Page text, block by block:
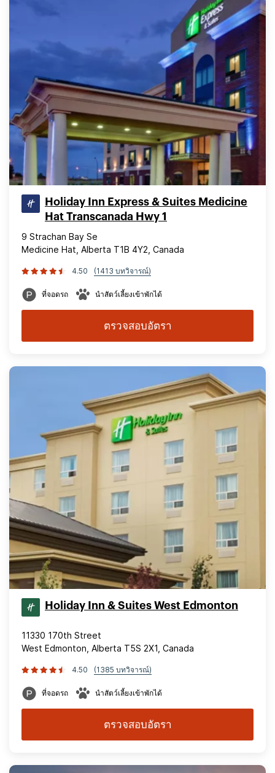
Holiday Inn Express & Suites Medicine
Hat Transcanada Hwy 1
9 Strachan Bay Se
Medicine Hat, Alberta T1B 4Y2, Canada
4.50 (1413 บทวิจารณ์)
ที่จอดรถ นำสัตว์เลี้ยงเข้าพักได้
ตรวจสอบอัตรา
Holiday Inn & Suites West Edmonton
11330 170th Street
West Edmonton, Alberta T5S 2X1, Canada
4.50 (1385 บทวิจารณ์)
ที่จอดรถ นำสัตว์เลี้ยงเข้าพักได้
ตรวจสอบอัตรา